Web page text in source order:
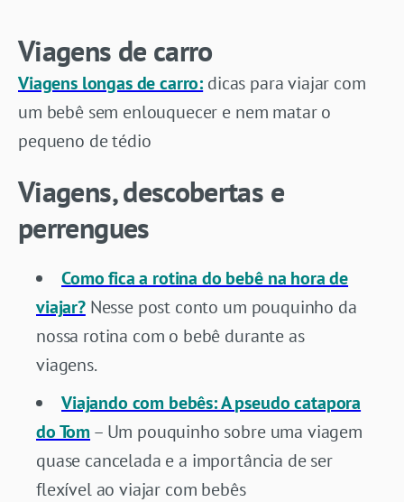
Viagens de carro
Viagens longas de carro: dicas para viajar com
um bebê sem enlouquecer e nem matar o
pequeno de tédio
Viagens, descobertas e
perrengues
Como fica a rotina do bebê na hora de
viajar?Nesse post conto um pouquinho da
nossa rotina com o bebê durante as
viagens.
Viajando com bebês: A pseudo catapora
do Tom– Um pouquinho sobre uma viagem
quase cancelada e a importância de ser
flexível ao viajar com bebês